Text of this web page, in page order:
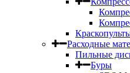
Расходные
Пильные
Буры